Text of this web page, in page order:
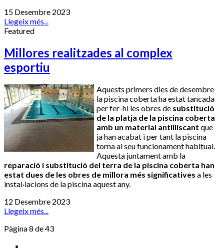
15 Desembre 2023
Llegeix més...
Featured
Millores realitzades al complex
esportiu
Aquests primers dies de desembre
la piscina coberta ha estat tancada
per fer-hi les obres de substitució
de la platja de la piscina coberta
amb un material antilliscant que
ja han acabat i per tant la piscina
torna al seu funcionament habitual.
Aquesta juntament amb la
reparació i substitució del terra de la piscina coberta han
estat dues de les obres de millora més significatives a les
instal·lacions de la piscina aquest any.
12 Desembre 2023
Llegeix més...
Pàgina 8 de 43